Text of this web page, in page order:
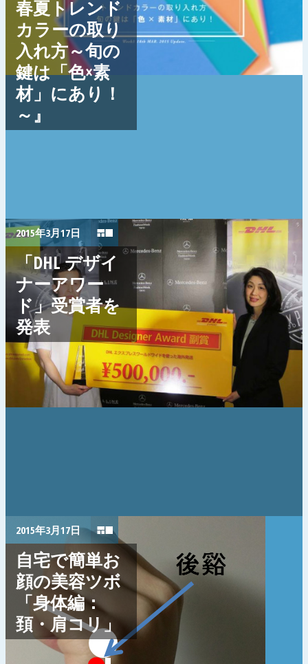
春夏トレンド
カラーの取り
入れ方～旬の
鍵は「色×素
材」にあり！
～』
2015年3月17日
「DHL デザイ
ナーアワー
ド」受賞者を
発表
2015年3月17日
自宅で簡単お
顔の美容ツボ
「身体編：
頚・肩コリ」